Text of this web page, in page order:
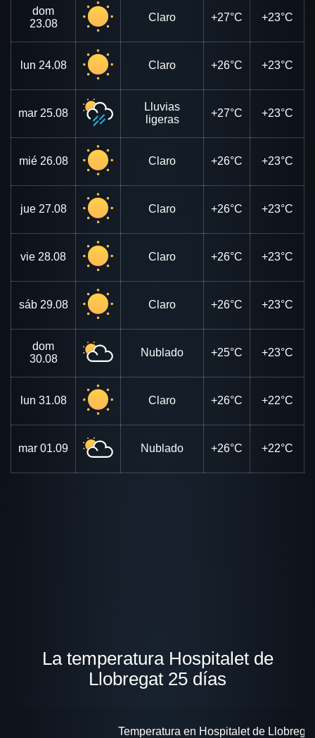
dom
23.08
Claro +27°C +23°C
lun 24.08 Claro +26°C +23°C
mar 25.08
Lluvias
ligeras
+27°C +23°C
mié 26.08 Claro +26°C +23°C
jue 27.08 Claro +26°C +23°C
vie 28.08 Claro +26°C +23°C
sáb 29.08 Claro +26°C +23°C
dom
30.08
Nublado +25°C +23°C
lun 31.08 Claro +26°C +22°C
mar 01.09 Nublado +26°C +22°C
La temperatura Hospitalet de
Llobregat 25 días
Temperatura en Hospitalet de